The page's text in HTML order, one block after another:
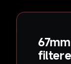
filtere